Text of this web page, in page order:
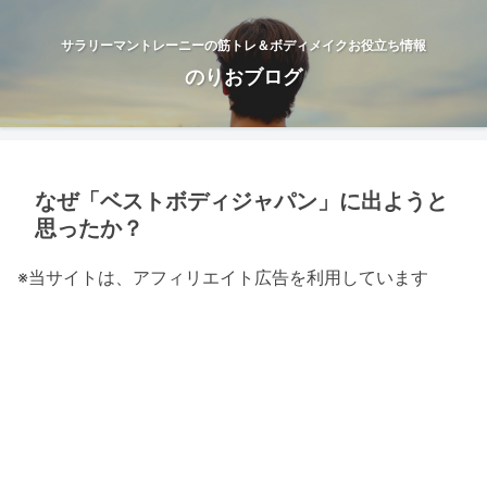
サラリーマントレーニーの筋トレ＆ボディメイクお役立ち情報
のりおブログ
なぜ「ベストボディジャパン」に出ようと
思ったか？
※当サイトは、アフィリエイト広告を利用しています